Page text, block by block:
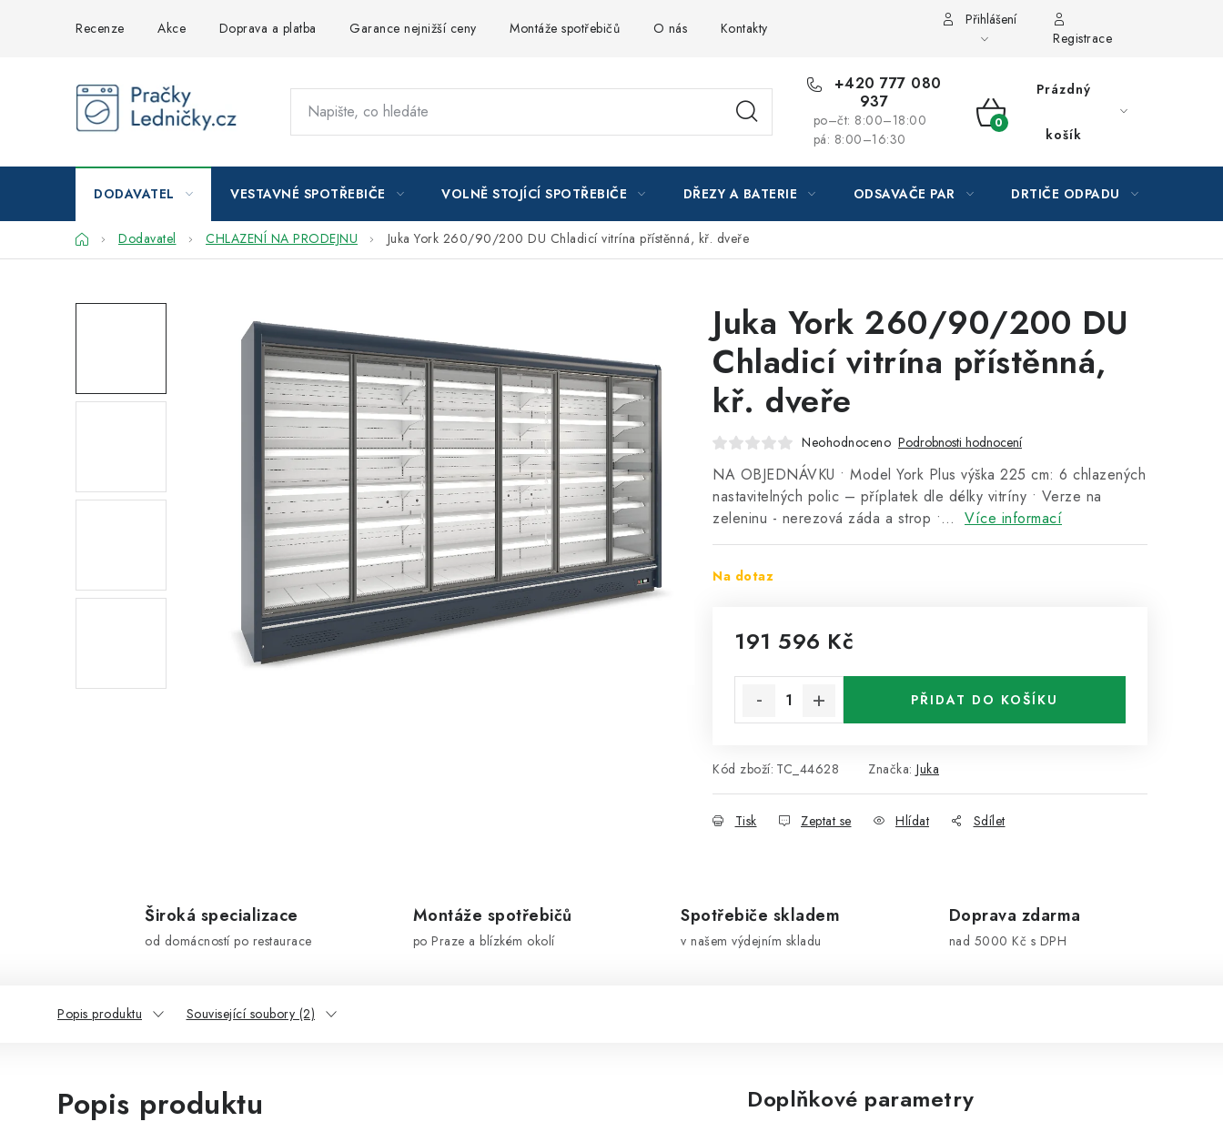
Recenze Akce Doprava a platba Garance nejnižší ceny Montáže spotřebičů O nás Kontakty
Přihlášení
Registrace
+420 777 080
937
po–čt: 8:00–18:00
pá: 8:00–16:30
NÁKUPNÍ
Prázdný
košík
DODAVATEL VESTAVNÉ SPOTŘEBIČE VOLNĚ STOJÍCÍ SPOTŘEBIČE DŘEZY A BATERIE ODSAVAČE PAR DRTIČE ODPADU
DomůDodavatel CHLAZENÍ NA PRODEJNU Juka York 260/90/200 DU Chladicí vitrína přístěnná, kř. dveře
Juka York 260/90/200 DU
Chladicí vitrína přístěnná,
kř. dveře
Neohodnoceno Podrobnosti hodnocení
NA OBJEDNÁVKU • Model York Plus výška 225 cm: 6 chlazených
nastavitelných polic – příplatek dle délky vitríny • Verze na
zeleninu - nerezová záda a strop •… Více informací
Na dotaz
191 596 Kč
PŘIDAT DO KOŠÍKU
Kód zboží: TC_44628 Značka: Juka
Tisk Zeptat se Hlídat Sdílet
Široká specializace
od domácností po restaurace
Montáže spotřebičů
po Praze a blízkém okolí
Spotřebiče skladem
v našem výdejním skladu
Doprava zdarma
nad 5000 Kč s DPH
Popis produktu Související soubory (2)
Popis produktu Doplňkové parametry